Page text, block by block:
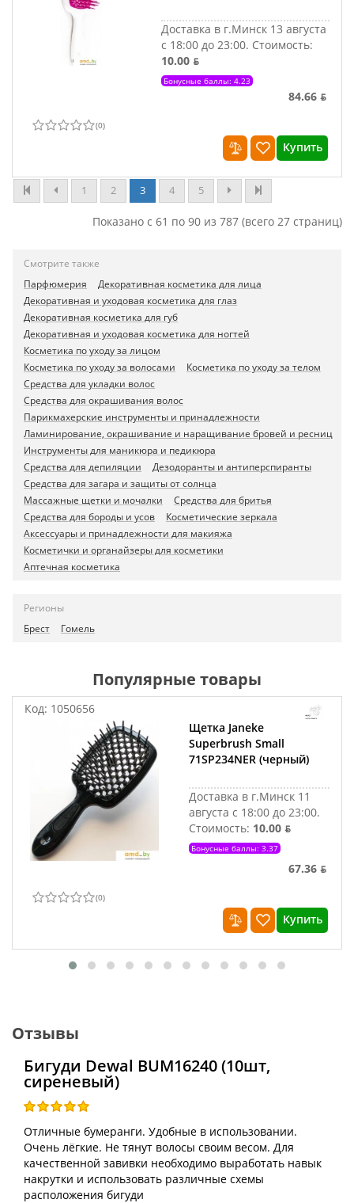
Доставка в г.Минск 13 августа
с 18:00 до 23:00. Стоимость:
10.00 ƃ
Бонусные баллы: 4.23
84.66 ƃ
(0)
Купить
1 2 3 4 5
Показано с 61 по 90 из 787 (всего 27 страниц)
Смотрите также
Парфюмерия
Декоративная косметика для лица
Декоративная и уходовая косметика для глаз
Декоративная косметика для губ
Декоративная и уходовая косметика для ногтей
Косметика по уходу за лицом
Косметика по уходу за волосами
Косметика по уходу за телом
Средства для укладки волос
Средства для окрашивания волос
Парикмахерские инструменты и принадлежности
Ламинирование, окрашивание и наращивание бровей и ресниц
Инструменты для маникюра и педикюра
Средства для депиляции
Дезодоранты и антиперспиранты
Средства для загара и защиты от солнца
Массажные щетки и мочалки
Средства для бритья
Средства для бороды и усов
Косметические зеркала
Аксессуары и принадлежности для макияжа
Косметички и органайзеры для косметики
Аптечная косметика
Регионы
Брест
Гомель
Популярные товары
Код: 1050656
Щетка Janeke
Superbrush Small
71SP234NER (черный)
Доставка в г.Минск 11
августа с 18:00 до 23:00.
Стоимость: 10.00 ƃ
Бонусные баллы: 3.37
67.36 ƃ
(0)
Купить
Отзывы
Бигуди Dewal BUM16240 (10шт,
сиреневый)
Отличные бумеранги. Удобные в использовании.
Очень лёгкие. Не тянут волосы своим весом. Для
качественной завивки необходимо выработать навык
накрутки и использовать различные схемы
расположения бигуди